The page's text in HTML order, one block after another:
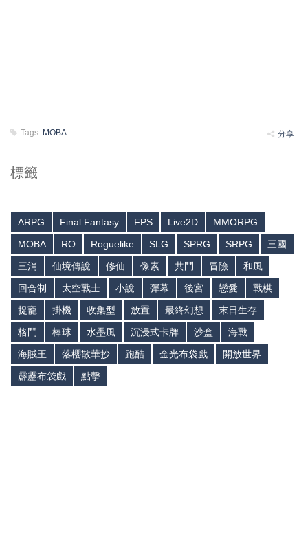
Tags: MOBA 分享
標籤
ARPG Final Fantasy FPS Live2D
MMORPG
MOBA
RO Roguelike SLG SPRG SRPG
三國
三消
仙境傳說 修仙 像素 共鬥 冒險
和風
回合制
太空戰士 小說 彈幕 後宮 戀愛
戰棋
捉寵
掛機 收集型 放置 最終幻想
末日生存
格鬥
棒球 水墨風 沉浸式卡牌 沙盒
海戰
海賊王
落櫻散華抄 跑酷 金光布袋戲
開放世界
霹靂布袋戲
點擊